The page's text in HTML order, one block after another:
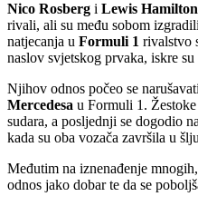
Nico Rosberg i Lewis Hamilton
rivali, ali su među sobom
natjecanja u Formuli 1 rivalstvo
naslov svjetskog prvaka, iskre
Njihov odnos počeo se
Mercedesa u Formuli 1.
sudara, a posljednji se dogodio na
kada su oba vozača završila u
Međutim na iznenađenje
odnos jako dobar te da se